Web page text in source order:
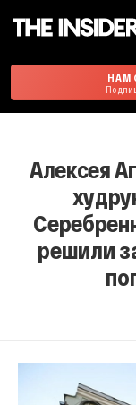
НАМ
Алексея
решили